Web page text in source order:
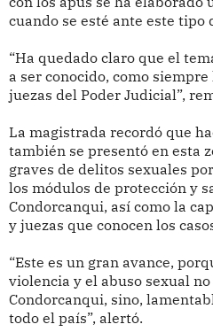
cuando se esté ante este tipo
“Ha quedado claro que el
a ser conocido, como
juezas del Poder Judicial”,
La magistrada recordó que
también se presentó en esta
graves de delitos sexuales
los módulos de protección y
Condorcanqui, así como la
y juezas que conocen los
“Este es un gran avance,
violencia y el abuso sexual
Condorcanqui, sino,
todo el país”, alertó.